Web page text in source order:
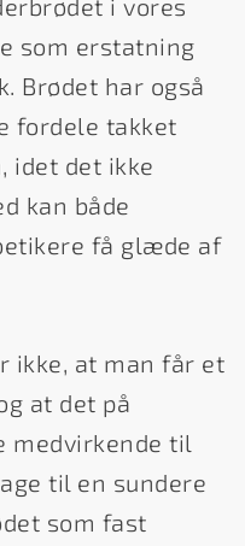
i vores
som erstatning
Brødet har også
fordele takket
idet det ikke
kan både
få glæde af
ikke, at man får et
at det på
medvirkende til
til en sundere
som fast